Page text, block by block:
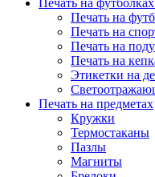
Печать на
Печать на
Печать на
Печать на
Этикетки на
Печать на предметах
Кружки
Термостаканы
Пазлы
Магниты